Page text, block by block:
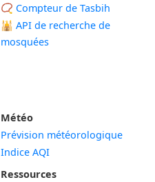
📿 Compteur de Tasbih
🕌 API de recherche de
mosquées
Météo
Prévision météorologique
Indice AQI
Ressources